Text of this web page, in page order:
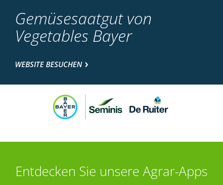
Gemüsesaatgut von
Vegetables Bayer
WEBSITE BESUCHEN
Entdecken Sie unsere Agrar-Apps